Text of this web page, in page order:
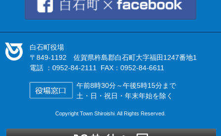
白石町役場
〒849-1192 佐賀県杵島郡白石町大字福田1247番地1
電話 ：0952-84-2111 FAX：0952-84-6611
午前8時30分～午後5時15分まで
土・日・祝日・年末年始を除く
Copyright Town Shiroishi. All Rights Reserved.